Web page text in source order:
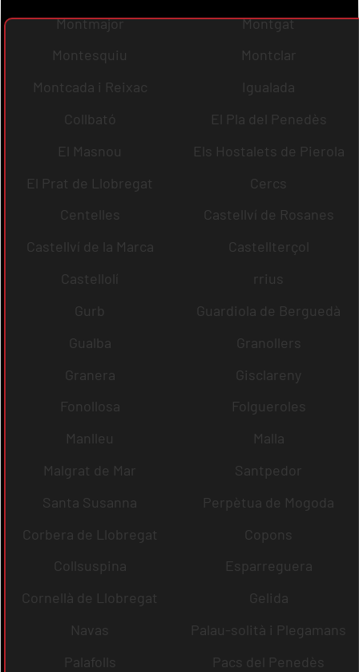
Montmajor
Montgat
Montesquiu
Montclar
Montcada i Reixac
Igualada
Collbató
El Pla del Penedès
El Masnou
Els Hostalets de Pierola
El Prat de Llobregat
Cercs
Centelles
Castellví de Rosanes
Castellví de la Marca
Castellterçol
Castellolí
rrius
Gurb
Guardiola de Berguedà
Gualba
Granollers
Granera
Gisclareny
Fonollosa
Folgueroles
Manlleu
Malla
Malgrat de Mar
Santpedor
Santa Susanna
Perpètua de Mogoda
Corbera de Llobregat
Copons
Collsuspina
Esparreguera
Cornellà de Llobregat
Gelida
Navas
Palau-solità i Plegamans
Palafolls
Pacs del Penedès